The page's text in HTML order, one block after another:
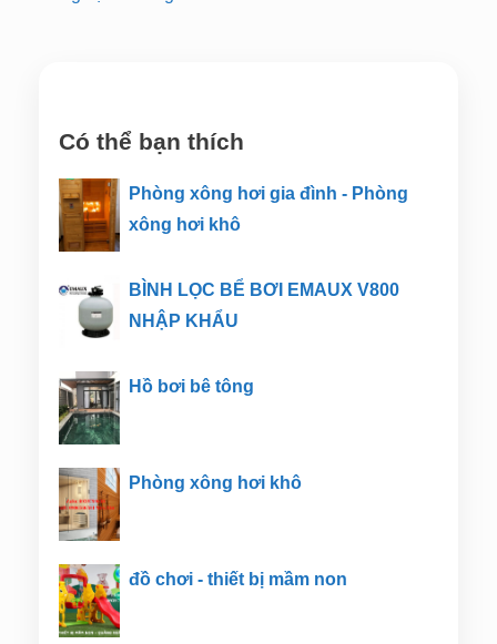
Có thể bạn thích
Phòng xông hơi gia đình - Phòng
xông hơi khô
BÌNH LỌC BỂ BƠI EMAUX V800
NHẬP KHẨU
Hồ bơi bê tông
Phòng xông hơi khô
đồ chơi - thiết bị mầm non